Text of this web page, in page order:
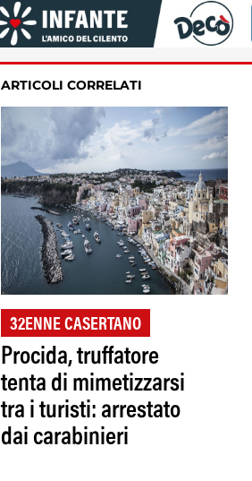
ARTICOLI CORRELATI
32ENNE CASERTANO
Procida, truffatore
tenta di mimetizzarsi
tra i turisti: arrestato
dai carabinieri